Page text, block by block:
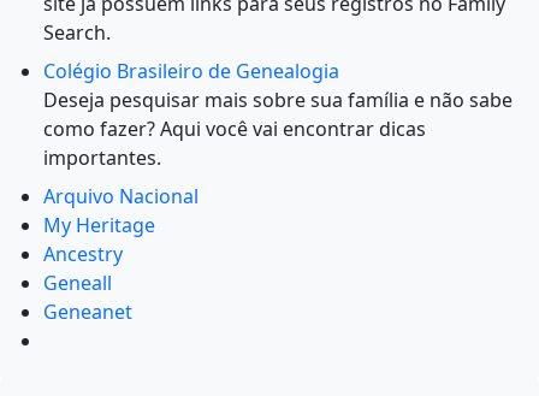
Search.
Colégio Brasileiro de Genealogia
Deseja pesquisar mais sobre sua família e não sabe
como fazer? Aqui você vai encontrar dicas
importantes.
Arquivo Nacional
My Heritage
Ancestry
Geneall
Geneanet